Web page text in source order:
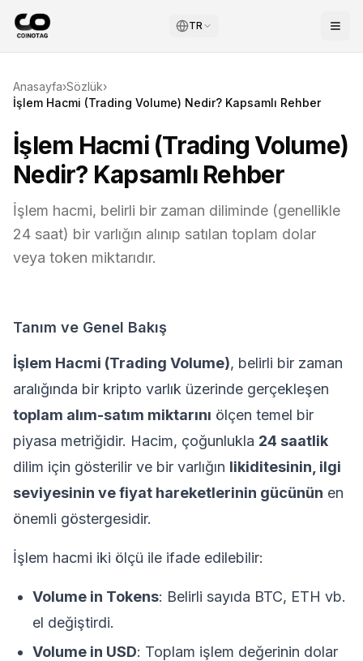
TR
Anasayfa›Sözlük›
İşlem Hacmi (Trading Volume) Nedir? Kapsamlı Rehber
İşlem Hacmi (Trading Volume)
Nedir? Kapsamlı Rehber
İşlem hacmi, belirli bir zaman diliminde (genellikle
24 saat) bir varlığın alınıp satılan toplam dolar
veya token miktarıdır.
Tanım ve Genel Bakış
İşlem Hacmi (Trading Volume), belirli bir zaman
aralığında bir kripto varlık üzerinde gerçekleşen
toplam alım-satım miktarını ölçen temel bir
piyasa metriğidir. Hacim, çoğunlukla 24 saatlik
dilim için gösterilir ve bir varlığın likiditesinin, ilgi
seviyesinin ve fiyat hareketlerinin gücünün en
önemli göstergesidir.
İşlem hacmi iki ölçü ile ifade edilebilir:
Volume in Tokens: Belirli sayıda BTC, ETH vb.
el değiştirdi.
Volume in USD: Toplam işlem değerinin dolar